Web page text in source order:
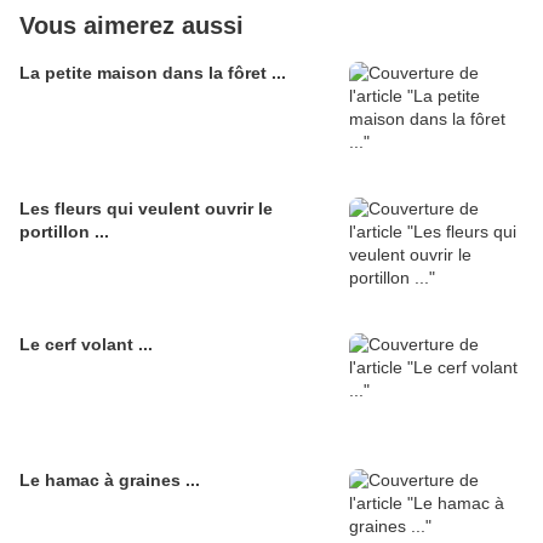
Vous aimerez aussi
La petite maison dans la fôret ...
Les fleurs qui veulent ouvrir le
portillon ...
Le cerf volant ...
Le hamac à graines ...